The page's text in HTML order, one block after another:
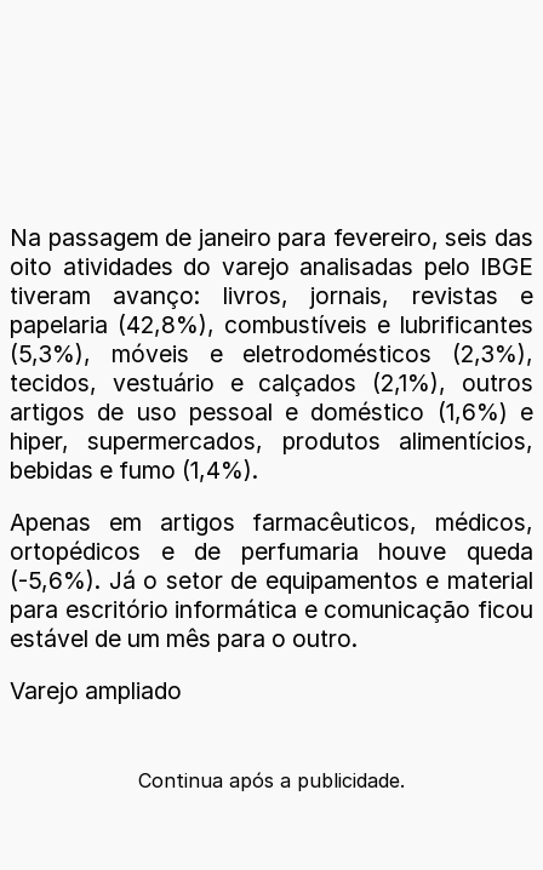
Na passagem de janeiro para fevereiro, seis das
oito atividades do varejo analisadas pelo IBGE
tiveram avanço: livros, jornais, revistas e
papelaria (42,8%), combustíveis e lubrificantes
(5,3%), móveis e eletrodomésticos (2,3%),
tecidos, vestuário e calçados (2,1%), outros
artigos de uso pessoal e doméstico (1,6%) e
hiper, supermercados, produtos alimentícios,
bebidas e fumo (1,4%).
Apenas em artigos farmacêuticos, médicos,
ortopédicos e de perfumaria houve queda
(-5,6%). Já o setor de equipamentos e material
para escritório informática e comunicação ficou
estável de um mês para o outro.
Varejo ampliado
Continua após a publicidade.